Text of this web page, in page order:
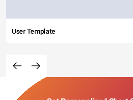
User Template